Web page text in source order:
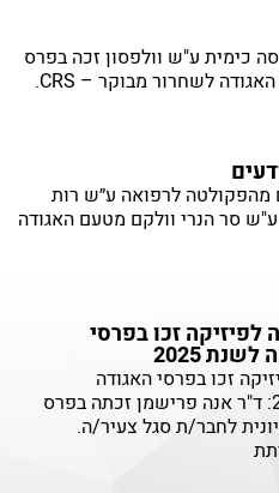
כימית ע"ש וולפסון זכה בפרס
מהפקולטה לרפואה ע״ש רות
סר הנרי וולקם מטעם האגודה
זכו בפרסי
2025
זכו בפרסי האגודה
הישראלית לפיזיקה לשנת 2025: ד"ר אנה פרישמן זכתה בפרס
לחבר/ת סגל צעיר/ה.